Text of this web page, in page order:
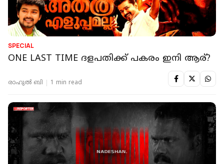
SPECIAL
ONE LAST TIME ദളപതിക്ക് പകരം ഇനി ആര്?
രാഹുൽ ബി 1 min read